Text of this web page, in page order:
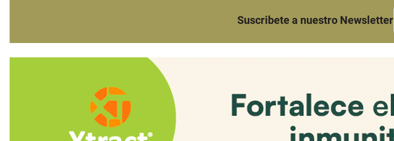
Suscribete a nuestro Newsletter